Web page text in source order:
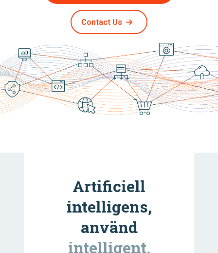
Contact Us
Artificiell
intelligens,
använd
intelligent.